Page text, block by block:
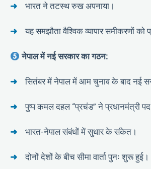
भारत ने तटस्थ रुख अपनाया।
यह समझौता वैश्विक व्यापार समीकरणों को
नेपाल में नई सरकार का गठन:
सितंबर में नेपाल में आम चुनाव के बाद नई
पुष्प कमल दहल “प्रचंड” ने प्रधानमंत्री
भारत-नेपाल संबंधों में सुधार के संकेत।
दोनों देशों के बीच सीमा वार्ता पुनः शुरू हुई।